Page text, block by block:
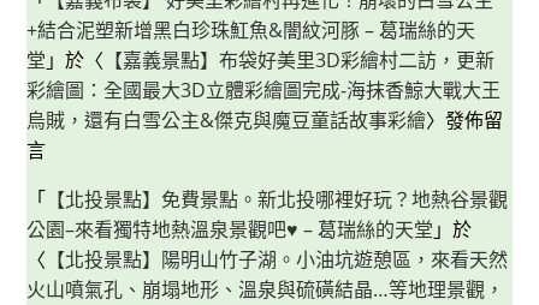
+結合泥塑新增黑白珍珠魟魚&闇紋河豚 – 葛瑞絲的天
堂 」於〈 【嘉義景點】布袋好美里3D彩繪村二訪，更新
彩繪圖：全國最大3D立體彩繪圖完成-海抹香鯨大戰大王
烏賊，還有白雪公主&傑克與魔豆童話故事彩繪〉發佈留
言
「 【北投景點】免費景點。新北投哪裡好玩？地熱谷景觀
公園–來看獨特地熱溫泉景觀吧♥ – 葛瑞絲的天堂 」於
〈 【北投景點】陽明山竹子湖。小油坑遊憩區，來看天然
火山噴氣孔、崩塌地形、溫泉與硫磺結晶…等地理景觀，